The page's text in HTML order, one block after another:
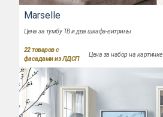
Marselle
Цена за тумбу ТВ и два шкафа-витрины
22товаров с
фасадами из ЛДСП
Цена за набор на картинке